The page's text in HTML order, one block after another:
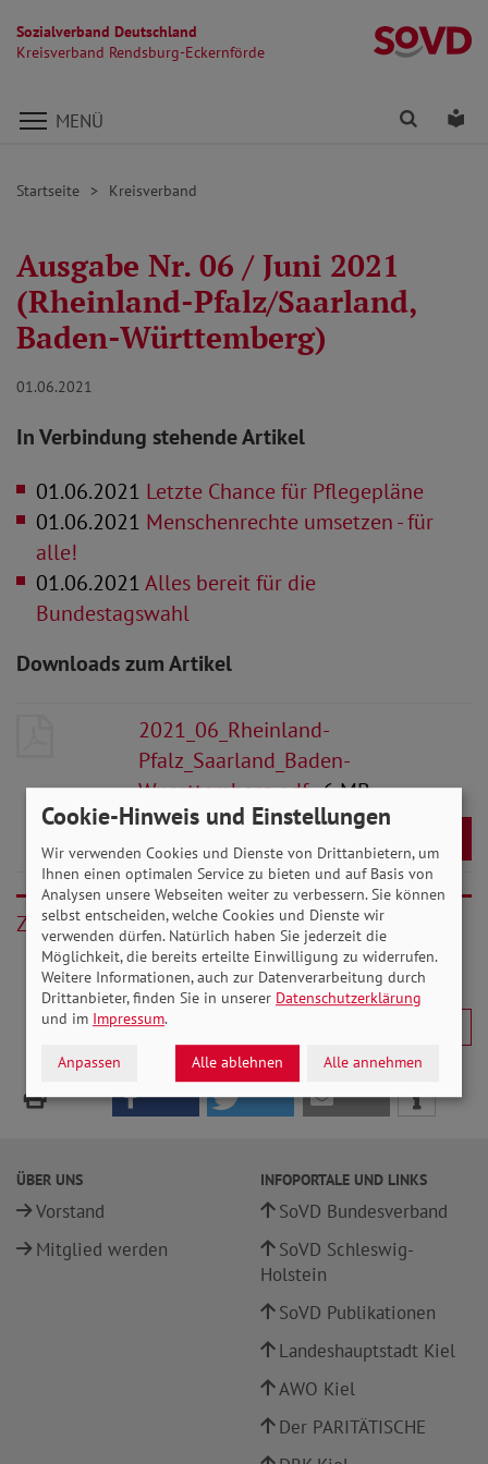
Sozialverband Deutschland
Kreisverband Rendsburg-Eckernförde
Direkt zu den Inhalten springen
MENÜ Finden
Startseite Kreisverband
Ausgabe Nr. 06 / Juni 2021
(Rheinland-Pfalz/Saarland,
Baden-Württemberg)
01.06.2021
In Verbindung stehende Artikel
01.06.2021 Letzte Chance für Pflegepläne
01.06.2021 Menschenrechte umsetzen - für
alle!
01.06.2021Alles bereit für die
Bundestagswahl
Downloads zum Artikel
2021_06_Rheinland-
Pfalz_Saarland_Baden-
Wuerttemberg.pdf- 6 MB
Zurück
ÜBER UNS
Vorstand
Mitglied werden
INFOPORTALE UND LINKS
SoVD Bundesverband
SoVD Schleswig-
Holstein
SoVD Publikationen
Landeshauptstadt Kiel
AWO Kiel
Der PARITÄTISCHE
Cookie-Hinweis und Einstellungen
Wir verwenden Cookies und Dienste von Drittanbietern, um
Ihnen einen optimalen Service zu bieten und auf Basis von
Analysen unsere Webseiten weiter zu verbessern. Sie können
selbst entscheiden, welche Cookies und Dienste wir
verwenden dürfen. Natürlich haben Sie jederzeit die
Möglichkeit, die bereits erteilte Einwilligung zu widerrufen.
Weitere Informationen, auch zur Datenverarbeitung durch
Drittanbieter, finden Sie in unserer Datenschutzerklärung
und im Impressum.
Anpassen Alle ablehnen Alle annehmen